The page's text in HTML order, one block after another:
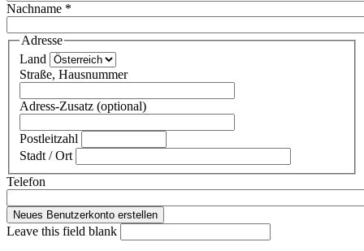
Nachname *
Adresse
Land
Straße, Hausnummer
Adress-Zusatz (optional)
Postleitzahl
Stadt / Ort
Telefon
Leave this field blank